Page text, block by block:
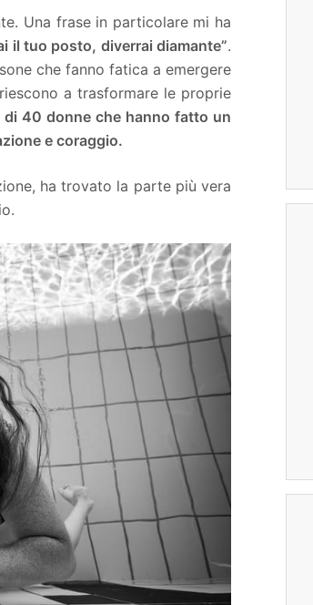
Una frase in particolare mi ha
il tuo posto, diverrai diamante”.
che fanno fatica a emergere
a trasformare le proprie
di 40 donne che hanno fatto un
e coraggio.
ha trovato la parte più vera